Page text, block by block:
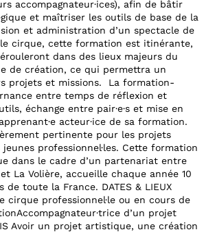
accompagnateur·ices), afin de bâtir
et maîtriser les outils de base de la
et administration d’un spectacle de
cirque, cette formation est itinérante,
dans des lieux majeurs du
de création, ce qui permettra un
projets et missions. La formation-
entre temps de réflexion et
échange entre pair·e·s et mise en
acteur·ice de sa formation.
pertinente pour les projets
professionnel·les. Cette formation
dans le cadre d’un partenariat entre
La Volière, accueille chaque année 10
de toute la France. DATES & LIEUX
cirque professionnel·le ou en cours de
d’un projet
Avoir un projet artistique, une création